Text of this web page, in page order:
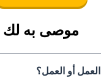
موصى به لك
العمل أو العمل؟